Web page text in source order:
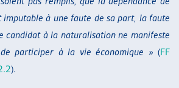
imputable à une faute de sa part, la faute
candidat à la naturalisation ne manifeste
participer à la vie économique » (FF
).